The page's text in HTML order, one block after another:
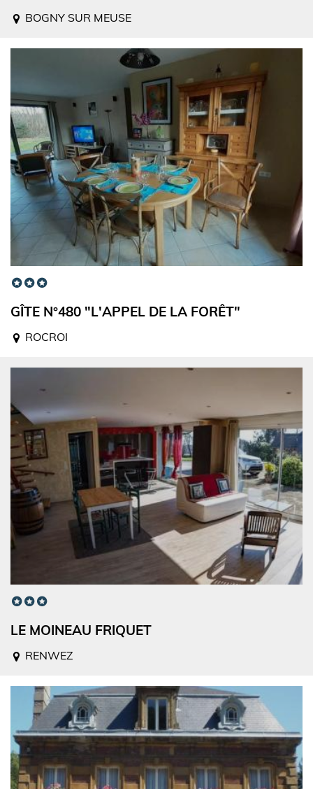
BOGNY SUR MEUSE
GÎTE N°480 "L'APPEL DE LA FORÊT"
ROCROI
LE MOINEAU FRIQUET
RENWEZ